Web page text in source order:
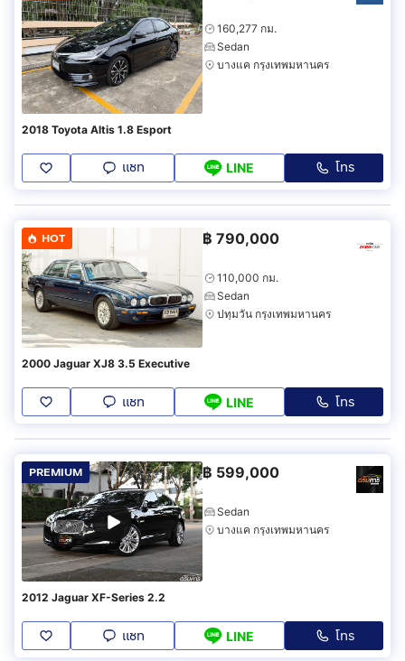
160,277 กม.
Sedan
บางแค กรุงเทพมหานคร
2018 Toyota Altis 1.8 Esport
แชท LINE โทร
HOT ฿ 790,000
110,000 กม.
Sedan
ปทุมวัน กรุงเทพมหานคร
2000 Jaguar XJ8 3.5 Executive
แชท LINE โทร
PREMIUM ฿ 599,000
Sedan
บางแค กรุงเทพมหานคร
2012 Jaguar XF-Series 2.2
แชท LINE โทร